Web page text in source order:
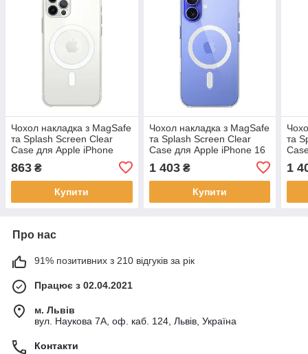
Чохол накладка з MagSafe
та Splash Screen Clear
Case для Apple iPhone
(Прозорий)
863 ₴
Купити
Чохол накладка з MagSafe
та Splash Screen Clear
Case для Apple iPhone 16
1 403₴
Купити
та
1
Про нас
91% позитивних з 210 відгуків за рік
Працює з 02.04.2021
м. Львів
вул. Наукова 7А, оф. каб. 124, Львів, Україна
Контакти